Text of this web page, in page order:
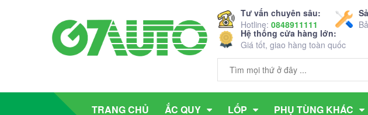
Tư vấn chuyên sâu:
Hotline: 0848911111
Hệ thống cửa hàng lớn:
Giá tốt, giao hàng toàn quốc
TRANG CHỦ ẮC QUY LỐP PHỤ TÙNG KHÁC